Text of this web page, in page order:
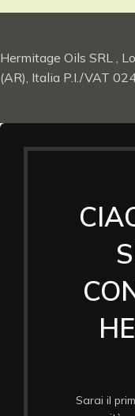
Hermitage Oils SRL ,
(AR), Italia P.I./VAT
Sarai il